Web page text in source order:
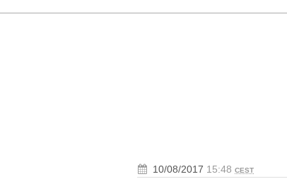
10/08/2017 15:48 CEST